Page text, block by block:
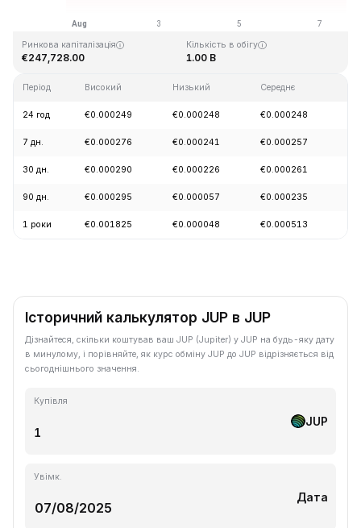
€0.128999 €0.000004
Ринкова капіталізація
€247,728.00
Кількість в обігу
1.00 B
Період Високий Низький Середнє
24 год €0.000249 €0.000248 €0.000248
7 дн. €0.000276 €0.000241 €0.000257
30 дн. €0.000290 €0.000226 €0.000261
90 дн. €0.000295 €0.000057 €0.000235
1 роки €0.001825 €0.000048 €0.000513
Історичний калькулятор JUP в JUP
Дізнайтеся, скільки коштував ваш JUP (Jupiter) у JUP на будь-яку дату
в минулому, і порівняйте, як курс обміну JUP до JUP відрізняється від
сьогоднішнього значення.
Купівля
JUP
Увімк.
Дата